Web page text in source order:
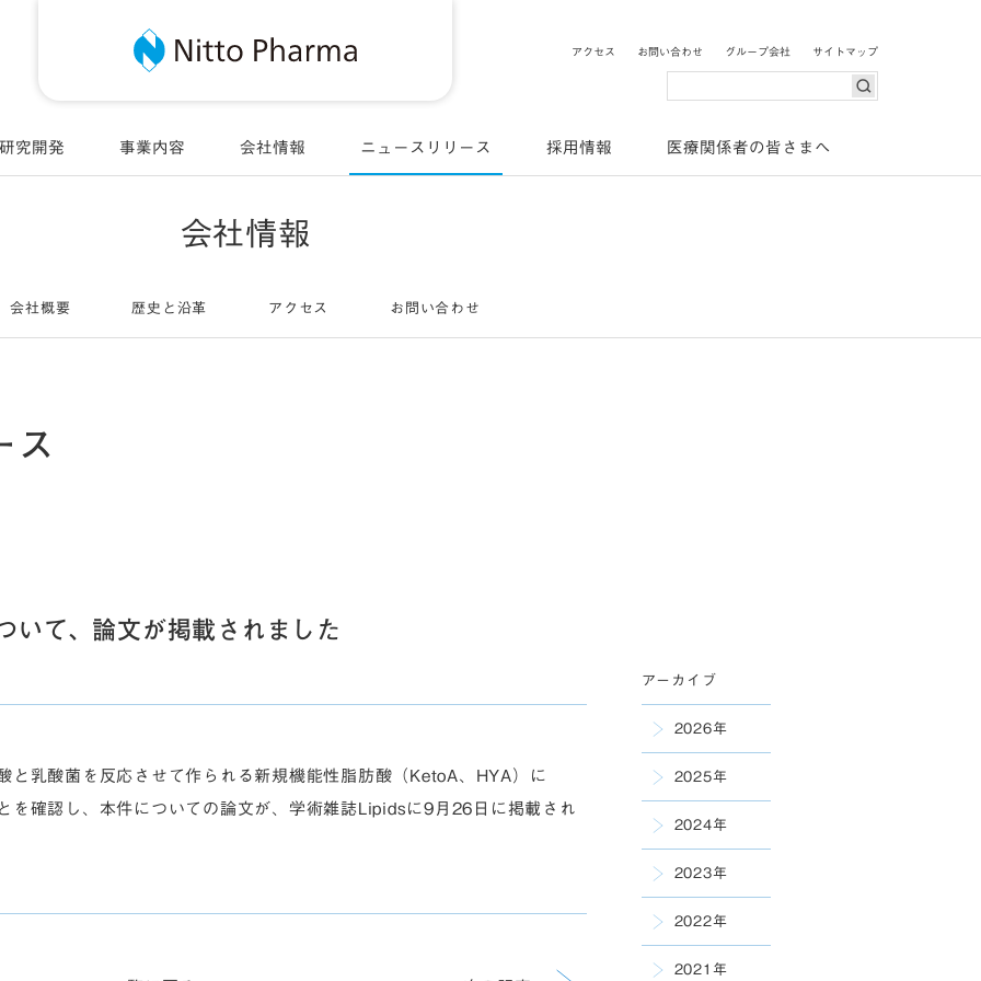
研究開発 事業内容 会社情報 ニュースリリース 採用情報 医療関係者の皆さまへ
アクセス お問い合わせ グループ会社 サイトマップ
会社情報
会社概要 歴史と沿革 アクセス お問い合わせ
ス
いて、論文が掲載されました
と乳酸菌を反応させて作られる新規機能性脂肪酸（KetoA、HYA）に
を確認し、本件についての論文が、学術雑誌Lipidsに9月26日に掲載され
アーカイブ
2026年
2025年
2024年
2023年
2022年
2021年